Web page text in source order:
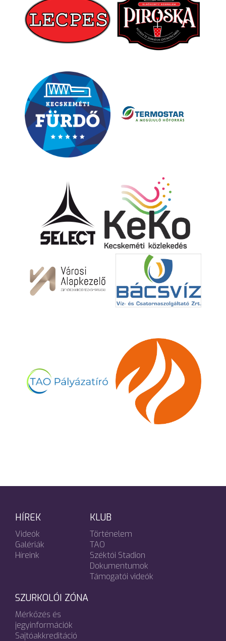
HÍREK
Videók
Galériák
Híreink
KLUB
Történelem
TAO
Széktói Stadion
Dokumentumok
Támogatói videók
SZURKOLÓI ZÓNA
Mérkőzés és
jegyinformációk
Sajtóakkreditáció